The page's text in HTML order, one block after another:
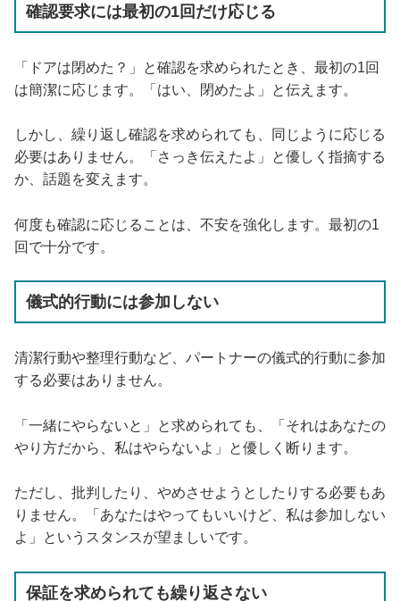
確認要求には最初の1回だけ応じる
「ドアは閉めた？」と確認を求められたとき、最初の1回
は簡潔に応じます。「はい、閉めたよ」と伝えます。
しかし、繰り返し確認を求められても、同じように応じる
必要はありません。「さっき伝えたよ」と優しく指摘する
か、話題を変えます。
何度も確認に応じることは、不安を強化します。最初の1
回で十分です。
儀式的行動には参加しない
清潔行動や整理行動など、パートナーの儀式的行動に参加
する必要はありません。
「一緒にやらないと」と求められても、「それはあなたの
やり方だから、私はやらないよ」と優しく断ります。
ただし、批判したり、やめさせようとしたりする必要もあ
りません。「あなたはやってもいいけど、私は参加しない
よ」というスタンスが望ましいです。
保証を求められても繰り返さない